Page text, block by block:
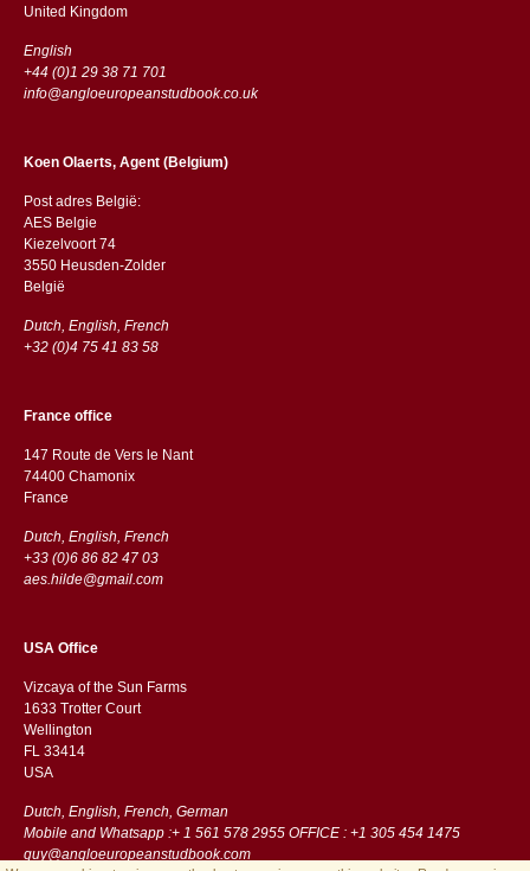
​​United Kingdom
English
+44 (0)1 29 38 71 701
info@angloeuropeanstudbook.co.uk
Koen Olaerts, Agent (Belgium)
Post adres België:
AES Belgie
Kiezelvoort 74
3550 Heusden-Zolder
België
Dutch, English, French
+32 (0)4 75 41 83 58
France office
147 Route de Vers le Nant
74400 Chamonix
France
Dutch, English, French
+33 (0)6 86 82 47 03
aes.hilde@gmail.com
USA Office
Vizcaya of the Sun Farms
1633 Trotter Court
Wellington
FL 33414
USA
Dutch, English, French, German
Mobile and Whatsapp :+ 1 561 578 2955 OFFICE : +1 305 454 1475
guy@angloeuropeanstudbook.com